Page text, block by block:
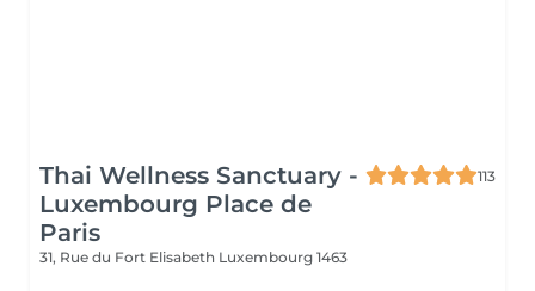
Thai Wellness Sanctuary -
Luxembourg Place de
Paris
113
31, Rue du Fort Elisabeth Luxembourg 1463